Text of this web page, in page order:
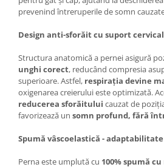
prevenind întreruperile de somn
Design anti-sforăit cu suport
Structura anatomică a pernei asigură
unghi corect, reducând compresia
superioare. Astfel, respirația devine
oxigenarea creierului este optimizată.
reducerea sforăitului cauzat de
favorizează un somn profund, fără
Spumă vâscoelastică -
Perna este umplută cu 100% spumă